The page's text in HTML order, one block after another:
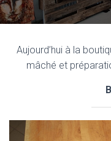
Aujourd’hui à la
mâché et